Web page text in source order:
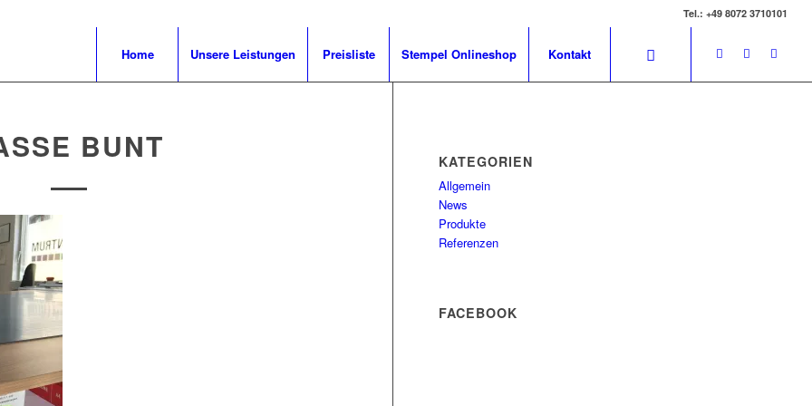
Tel.: +49 8072 3710101
Home Unsere Leistungen Preisliste Stempel Onlineshop Kontakt
BUNT KATEGORIEN
Allgemein
News
Produkte
Referenzen
FACEBOOK